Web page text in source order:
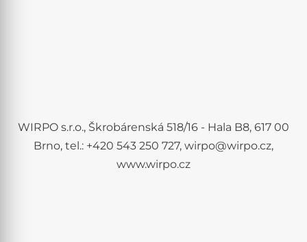
WIRPO s.r.o., Škrobárenská 518/16 - Hala B8, 617 00
Brno, tel.: +420 543 250 727, wirpo@wirpo.cz,
www.wirpo.cz